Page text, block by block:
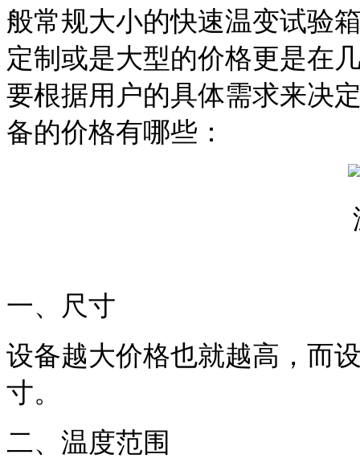
般常规大小的快速温变试验
定制或是大型的价格更是在
要根据用户的具体需求来决
备的价格有哪些：
一、尺寸
设备越大价格也就越高，而
寸。
二、温度范围